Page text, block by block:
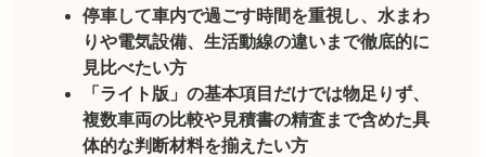
停車して車内で過ごす時間を重視し、水まわ
りや電気設備、生活動線の違いまで徹底的に
見比べたい方
「ライト版」の基本項目だけでは物足りず、
複数車両の比較や見積書の精査まで含めた具
体的な判断材料を揃えたい方